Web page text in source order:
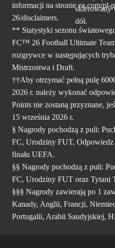
informacji na stronie ea.com/pl-
26/disclaimers.
** Statystyki sezonu
FC™ 26 Football Ultimate
rozgrywce w następujących
Mistrzostwa i Draft.
††Aby otrzymać pełną pulę
2026 r. należy wykonać
Points nie zostaną przyznane,
15 września 2026 r.
§ Nagrody pochodzą z puli:
FC, Urodziny FUT, Odpowiedz
finału UEFA.
§§ Nagrody pochodzą z puli:
FC, Urodziny FUT oraz Tytani
§§§ Nagrody zawierają po 1
Kanady, Anglii, Francji,
Portugalii, Arabii Saudyjskiej,